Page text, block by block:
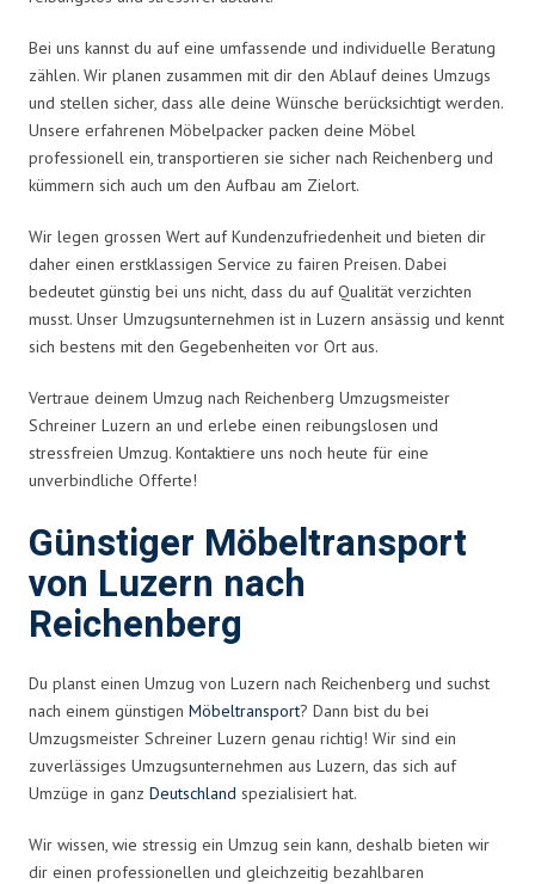
Bei uns kannst du auf eine umfassende und individuelle Beratung
zählen. Wir planen zusammen mit dir den Ablauf deines Umzugs
und stellen sicher, dass alle deine Wünsche berücksichtigt werden.
Unsere erfahrenen Möbelpacker packen deine Möbel
professionell ein, transportieren sie sicher nach Reichenberg und
kümmern sich auch um den Aufbau am Zielort.
Wir legen grossen Wert auf Kundenzufriedenheit und bieten dir
daher einen erstklassigen Service zu fairen Preisen. Dabei
bedeutet günstig bei uns nicht, dass du auf Qualität verzichten
musst. Unser Umzugsunternehmen ist in Luzern ansässig und kennt
sich bestens mit den Gegebenheiten vor Ort aus.
Vertraue deinem Umzug nach Reichenberg Umzugsmeister
Schreiner Luzern an und erlebe einen reibungslosen und
stressfreien Umzug. Kontaktiere uns noch heute für eine
unverbindliche Offerte!
Günstiger Möbeltransport
von Luzern nach
Reichenberg
Du planst einen Umzug von Luzern nach Reichenberg und suchst
nach einem günstigen Möbeltransport? Dann bist du bei
Umzugsmeister Schreiner Luzern genau richtig! Wir sind ein
zuverlässiges Umzugsunternehmen aus Luzern, das sich auf
Umzüge in ganz Deutschland spezialisiert hat.
Wir wissen, wie stressig ein Umzug sein kann, deshalb bieten wir
dir einen professionellen und gleichzeitig bezahlbaren